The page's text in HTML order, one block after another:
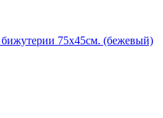
бижутерии 75х45см. (бежевый)